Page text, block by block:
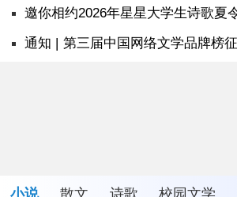
邀你相约2026年星星大学生诗歌夏
通知 | 第三届中国网络文学品牌榜
小说 散文 诗歌 校园文学